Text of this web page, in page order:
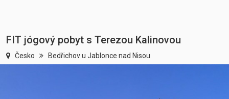
FIT jógový pobyt s Terezou Kalinovou
Česko Bedřichov u Jablonce nad Nisou